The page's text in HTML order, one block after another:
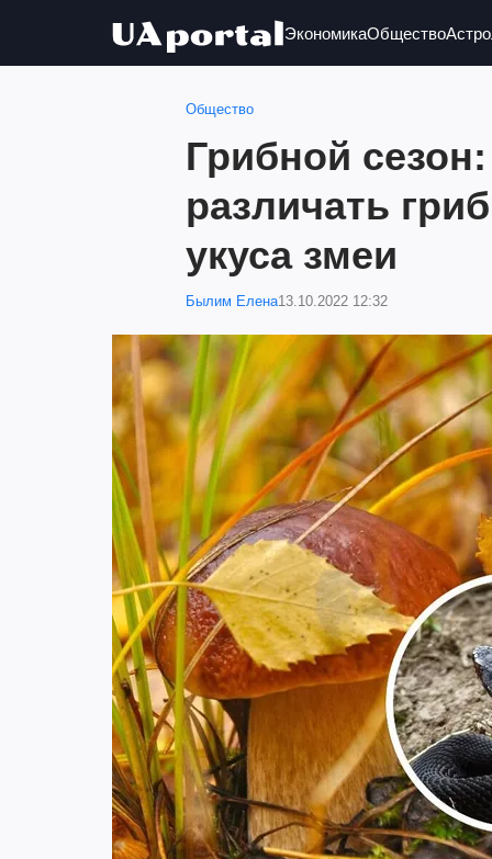
ЭкономикаОбщество
Общество
Грибной
различать
укуса змеи
Былим Елена13.10.2022 12:32